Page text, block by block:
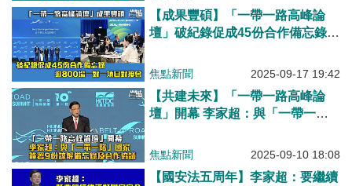
【成果豐碩】「一帶一路高峰論
壇」破紀錄促成45份合作備忘錄
焦點新聞 2025-09-17 19:42
【共建未來】「一帶一路高峰論
壇」開幕 李家超：與「一帶一
作協議
焦點新聞 2025-09-10 18:08
【國安法五周年】李家超：要繼續